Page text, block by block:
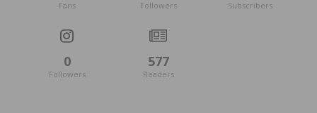
Fans Followers Subscribers
0
Followers
577
Readers